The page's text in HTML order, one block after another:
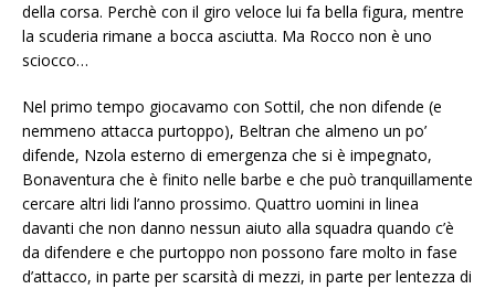
della corsa. Perchè con il giro veloce lui fa bella figura, mentre
la scuderia rimane a bocca asciutta. Ma Rocco non è uno
sciocco…
Nel primo tempo giocavamo con Sottil, che non difende (e
nemmeno attacca purtoppo), Beltran che almeno un po’
difende, Nzola esterno di emergenza che si è impegnato,
Bonaventura che è finito nelle barbe e che può tranquillamente
cercare altri lidi l’anno prossimo. Quattro uomini in linea
davanti che non danno nessun aiuto alla squadra quando c’è
da difendere e che purtoppo non possono fare molto in fase
d’attacco, in parte per scarsità di mezzi, in parte per lentezza di